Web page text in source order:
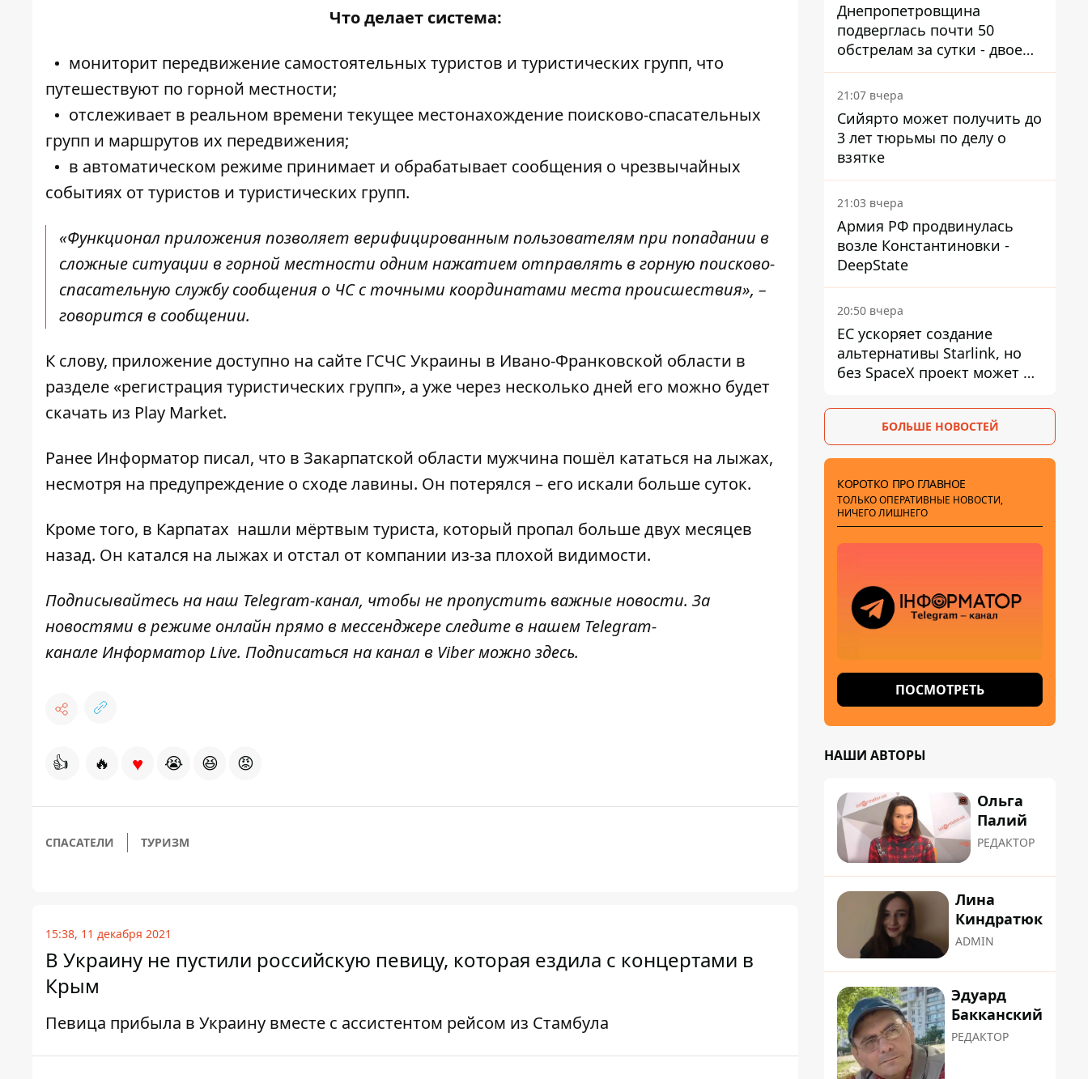
Что делает система:
мониторит передвижение самостоятельных туристов и туристических групп, что
путешествуют по горной местности;
отслеживает в реальном времени текущее местонахождение поисково-спасательных
групп и маршрутов их передвижения;
в автоматическом режиме принимает и обрабатывает сообщения о чрезвычайных
событиях от туристов и туристических групп.
«Функционал приложения позволяет верифицированным пользователям при попадании в
сложные ситуации в горной местности одним нажатием отправлять в горную поисково-
спасательную службу сообщения о ЧС с точными координатами места происшествия», –
говорится в сообщении.
К слову, приложение доступно на сайте ГСЧС Украины в Ивано-Франковской области в
разделе«регистрация туристических групп», а уже через несколько дней его можно будет
скачать из Play Market.
Ранее Информатор писал, что в Закарпатской области мужчина пошёл кататься на лыжах,
несмотря на предупреждение о сходе лавины. Он потерялся – его искали больше суток.
Кроме того, в Карпатах нашли мёртвым туриста, который пропал больше двух месяцев
назад. Он катался на лыжах и отстал от компании из-за плохой видимости.
Подписывайтесь на наш Telegram-канал, чтобы не пропустить важные новости. За
новостями в режиме онлайн прямо в мессенджере следите в нашем Telegram-
канале Информатор Live. Подписаться на канал в Viber можноздесь.
👍 🔥 ♥ 😭 😆 😡
СПАСАТЕЛИ ТУРИЗМ
15:38, 11 декабря 2021
В Украину не пустили российскую певицу, которая ездила с концертами в
Крым
Певица прибыла в Украину вместе с ассистентом рейсом из Стамбула
Днепропетровщина
подверглась почти 50
обстрелам за сутки - двое
погибших, шесть
пострадавших
21:07 вчера
Сийярто может получить до
3 лет тюрьмы по делу о
взятке
21:03 вчера
Армия РФ продвинулась
возле Константиновки -
DeepState
20:50 вчера
ЕС ускоряет создание
альтернативы Starlink, но
без SpaceX проект может не
БОЛЬШЕ НОВОСТЕЙ
КОРОТКО ПРО ГЛАВНОЕ
ТОЛЬКО ОПЕРАТИВНЫЕ НОВОСТИ,
НИЧЕГО ЛИШНЕГО
ПОСМОТРЕТЬ
НАШИ АВТОРЫ
Ольга
Палий
РЕДАКТОР
Лина
Киндратюк
ADMIN
Эдуард
Бакканский
РЕДАКТОР